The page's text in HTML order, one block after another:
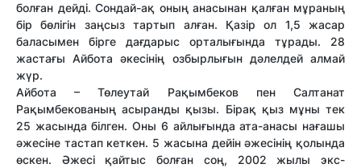
болған дейді. Сондай-ақ оның анасынан қалған мұраның
бір бөлігін заңсыз тартып алған. Қазір ол 1,5 жасар
баласымен бірге дағдарыс орталығында тұрады. 28
жастағы Айбота әкесінің озбырлығын дәлелдей алмай
жүр.
Айбота – Төлеутай Рақымбеков пен Салтанат
Рақымбекованың асыранды қызы. Бірақ қыз мұны тек
25 жасында білген. Оны 6 айлығында ата-анасы нағашы
әжесіне тастап кеткен. 5 жасына дейін әжесінің қолында
өскен. Әжесі қайтыс болған соң, 2002 жылы экс-